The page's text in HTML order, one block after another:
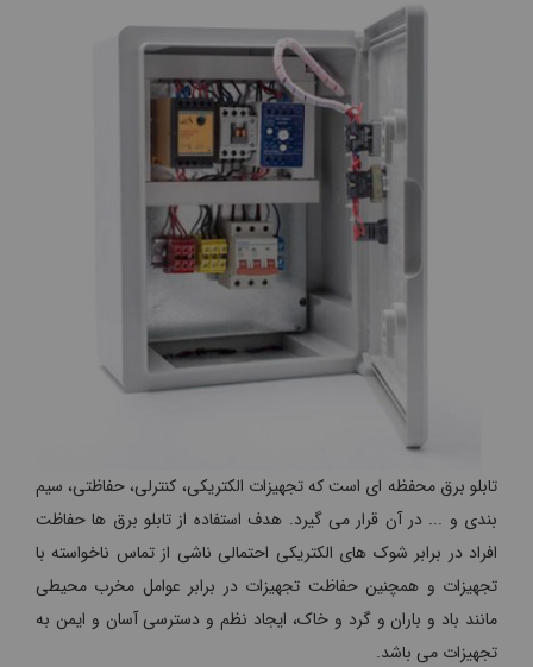
تابلو برق محفظه ای است که تجهیزات الکتریکی، کنترلی، حفاظتی، سیم
بندی و ... در آن قرار می گیرد. هدف استفاده از تابلو برق ها حفاظت
افراد در برابر شوک های الکتریکی احتمالی ناشی از تماس ناخواسته با
تجهیزات و همچنین حفاظت تجهیزات در برابر عوامل مخرب محیطی
مانند باد و باران و گرد و خاک، ایجاد نظم و دسترسی آسان و ایمن به
تجهیزات می باشد.